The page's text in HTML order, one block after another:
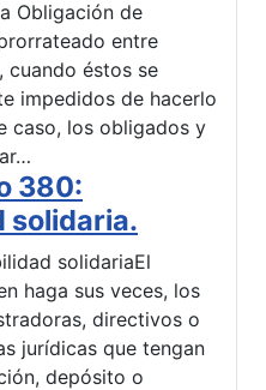
Obligación de
entre
cuando éstos se
impedidos de hacerlo
caso, los obligados y
380:
solidaria.
solidariaEl
haga sus veces, los
directivos o
jurídicas que tengan
depósito o